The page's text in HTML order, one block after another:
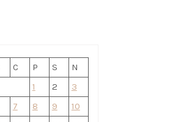
C P S
N
1
2
3
7 8 9
10